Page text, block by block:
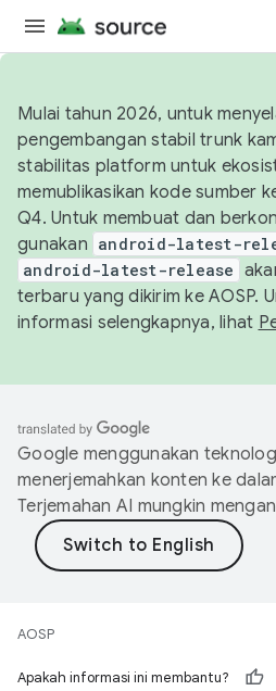
Mulai tahun 2026, untuk
pengembangan stabil trunk
stabilitas platform untuk
memublikasikan kode sumber
Q4. Untuk membuat dan
gunakan android-latest-
android-latest-release
terbaru yang dikirim ke AOSP.
informasi selengkapnya, lihat
Google menggunakan
menerjemahkan konten ke
Terjemahan AI mungkin
AOSP
Apakah informasi ini membantu?